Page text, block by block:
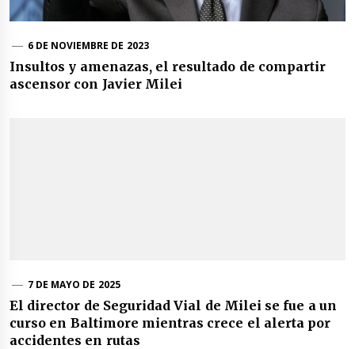
6 DE NOVIEMBRE DE 2023
Insultos y amenazas, el resultado de compartir
ascensor con Javier Milei
7 DE MAYO DE 2025
El director de Seguridad Vial de Milei se fue a un
curso en Baltimore mientras crece el alerta por
accidentes en rutas